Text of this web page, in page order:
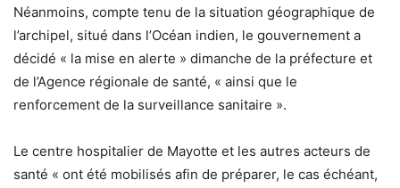
Néanmoins, compte tenu de la situation géographique de
l’archipel, situé dans l’Océan indien, le gouvernement a
décidé « la mise en alerte » dimanche de la préfecture et
de l’Agence régionale de santé, « ainsi que le
renforcement de la surveillance sanitaire ».
Le centre hospitalier de Mayotte et les autres acteurs de
santé « ont été mobilisés afin de préparer, le cas échéant,